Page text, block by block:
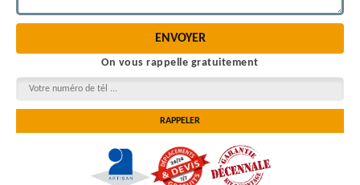
On vous rappelle gratuitement